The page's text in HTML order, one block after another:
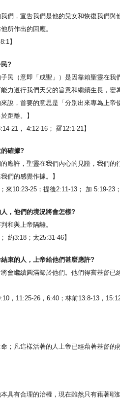
們，宣告我們是他的兒女和恢復我們
所作出的回應。
】
?
民（意即「成聖」）是因靠賴聖靈在
能力遵行我們天父的旨意和繼續生長
來說，首要的意思是「分別出來專為上
距離。】
21， 4:12-16； 羅12:1-21】
確據?
應許，聖靈在我們內心的見證，我們
們的感覺作據。】
來10:23-25；提後2:11-13； 加 5:19-23
，他們的境況將會怎樣?
和與上帝隔離。
約3:18；太25:31-46】
束的人，上帝給他們甚麼應許?
會繼續圓滿歸於他們。他們得嘗基督
，11:25-26，6:40；林前13:8-13，
；凡這樣活著的人上帝已經藉著基督的
具有合理的治權，現在雖然只有藉著